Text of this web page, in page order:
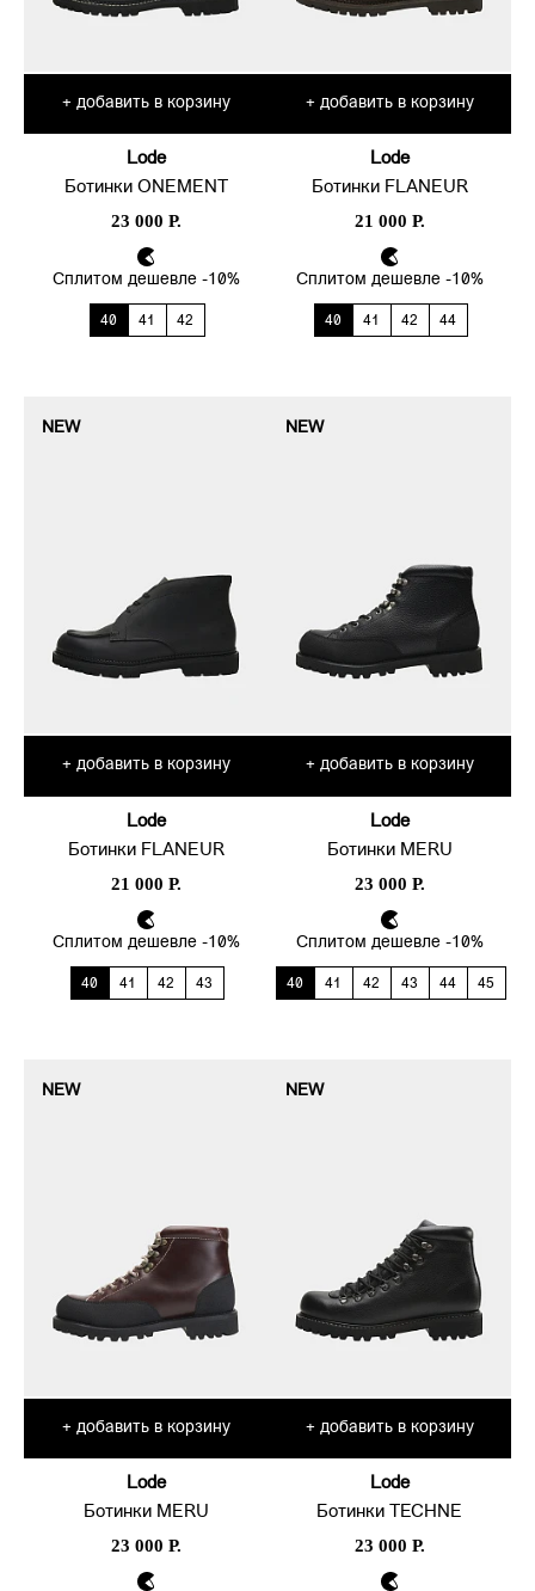
+ добавить в корзину
Lode
Ботинки ONEMENT
23 000 Р.
Сплитом дешевле -10%
40 41 42
+ добавить в корзину
Lode
Ботинки FLANEUR
21 000 Р.
Сплитом дешевле -10%
40 41 42 44
NEW
+ добавить в корзину
Lode
Ботинки FLANEUR
21 000 Р.
Сплитом дешевле -10%
40 41 42 43
NEW
+ добавить в корзину
Lode
Ботинки MERU
23 000 Р.
Сплитом дешевле -10%
40 41 42 43 44 45
NEW
+ добавить в корзину
Lode
Ботинки MERU
23 000 Р.
NEW
+ добавить в корзину
Lode
Ботинки TECHNE
23 000 Р.